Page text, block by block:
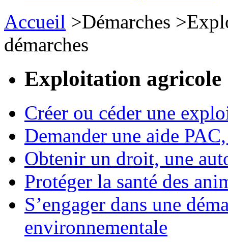
Accueil >Démarches >
démarches
Exploitation agricole
Créer ou céder une
Demander une aide
Obtenir un droit, une
Protéger la santé des
S’engager dans une
environnementale